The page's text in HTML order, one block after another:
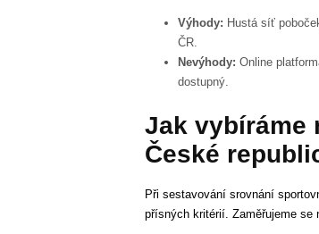
Výhody: Hustá síť
ČR.
Nevýhody: Online
dostupný.
Jak vybíráme
České
Při sestavování srovnání
přísných kritérií. Zaměřujeme se